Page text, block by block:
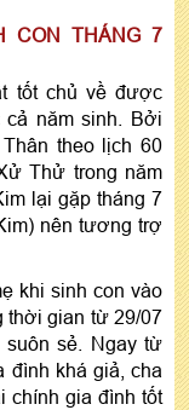
CON THÁNG 7
tốt chủ về được
năm sinh. Bởi
theo lịch 60
Thử trong năm
lại gặp tháng 7
nên tương trợ
khi sinh con vào
thời gian từ 29/07
sẻ. Ngay từ
đình khá giả, cha
chính gia đình tốt